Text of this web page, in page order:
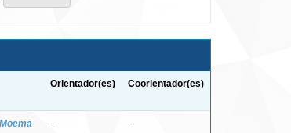
Orientador(es) Coorientador(es)
- -